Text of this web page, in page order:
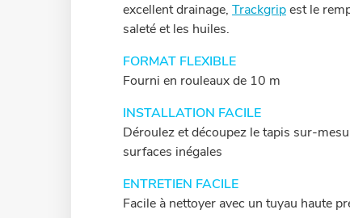
excellent drainage, Trackgripest le
saleté et les huiles.
FORMAT FLEXIBLE
Fourni en rouleaux de 10 m
INSTALLATION FACILE
Déroulez et découpez le tapis sur-
surfaces inégales
ENTRETIEN FACILE
Facile à nettoyer avec un tuyau haute